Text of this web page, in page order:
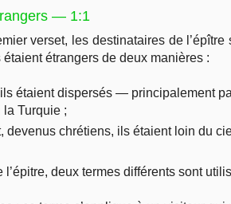
— 1:1
verset, les destinataires de
étaient étrangers de deux manières :
ils étaient dispersés — principalement
la Turquie ;
devenus chrétiens, ils étaient loin du
l’épitre, deux termes différents sont